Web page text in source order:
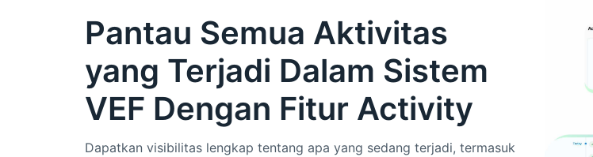
Pantau Semua Aktivitas
yang Terjadi Dalam Sistem
VEF Dengan Fitur Activity
Dapatkan visibilitas lengkap tentang apa yang sedang terjadi, termasuk